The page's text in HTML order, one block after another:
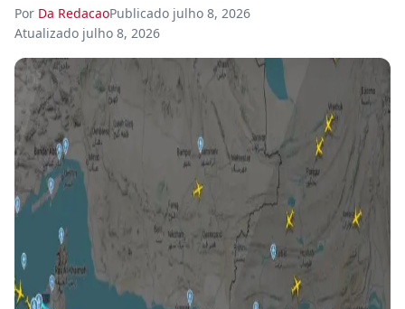
Por Da RedacaoPublicado julho 8, 2026
Atualizado julho 8, 2026